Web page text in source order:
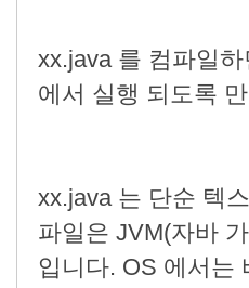
xx.java 를 컴파일
에서 실행 되도록
xx.java 는 단순 텍
파일은 JVM(자바
입니다. OS 에서는